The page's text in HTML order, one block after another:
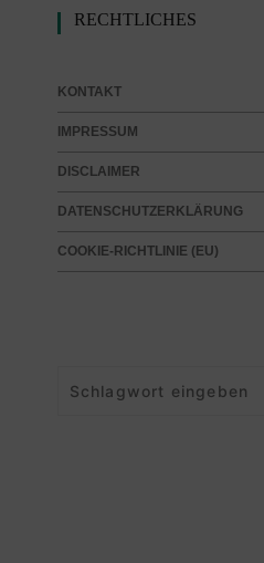
RECHTLICHES
KONTAKT
IMPRESSUM
DISCLAIMER
DATENSCHUTZERKLÄRUNG
COOKIE-RICHTLINIE (EU)